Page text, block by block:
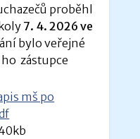
proběhl
7. 4. 2026 ve
bylo veřejné
zástupce
mš po